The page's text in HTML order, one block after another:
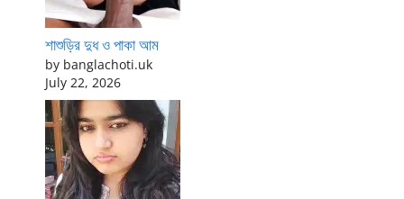
শাশুড়ির দুধ ও পাকা আম
by banglachoti.uk
July 22, 2026